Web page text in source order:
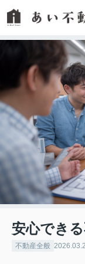
安心でき
不動産全般